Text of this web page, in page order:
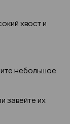
хвост и
небольшое
завейте их